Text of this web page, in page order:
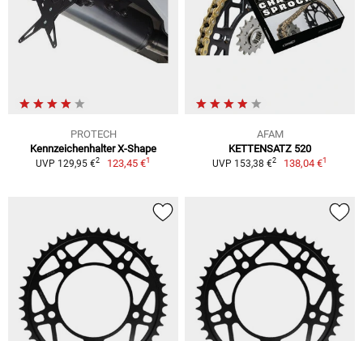
PROTECH
Kennzeichenhalter X-Shape
UVP 129,95 €2 123,45 €1
AFAM
KETTENSATZ 520
UVP 153,38 €2 138,04 €1